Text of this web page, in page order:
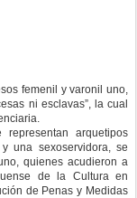
femenil y varonil uno,
ni esclavas”, la cual
arquetipos
una sexoservidora, se
quienes acudieron a
de la Cultura en
de Penas y Medidas